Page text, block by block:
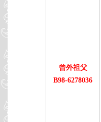
曾外祖父
B98-6278036